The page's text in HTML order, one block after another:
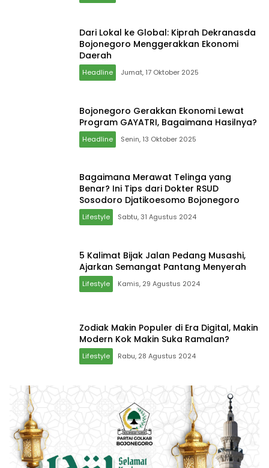
Dari Lokal ke Global: Kiprah Dekranasda
Bojonegoro Menggerakkan Ekonomi
Daerah
Headline Jumat, 17 Oktober 2025
Bojonegoro Gerakkan Ekonomi Lewat
Program GAYATRI, Bagaimana Hasilnya?
Headline Senin, 13 Oktober 2025
Bagaimana Merawat Telinga yang
Benar? Ini Tips dari Dokter RSUD
Sosodoro Djatikoesomo Bojonegoro
Lifestyle Sabtu, 31 Agustus 2024
5 Kalimat Bijak Jalan Pedang Musashi,
Ajarkan Semangat Pantang Menyerah
Lifestyle Kamis, 29 Agustus 2024
Zodiak Makin Populer di Era Digital, Makin
Modern Kok Makin Suka Ramalan?
Lifestyle Rabu, 28 Agustus 2024